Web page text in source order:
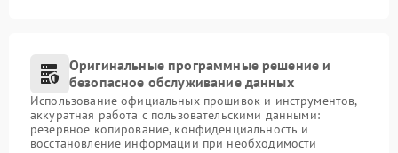
Оригинальные программные решение и
безопасное обслуживание данных
Использование официальных прошивок и инструментов,
аккуратная работа с пользовательскими данными:
резервное копирование, конфиденциальность и
восстановление информации при необходимости